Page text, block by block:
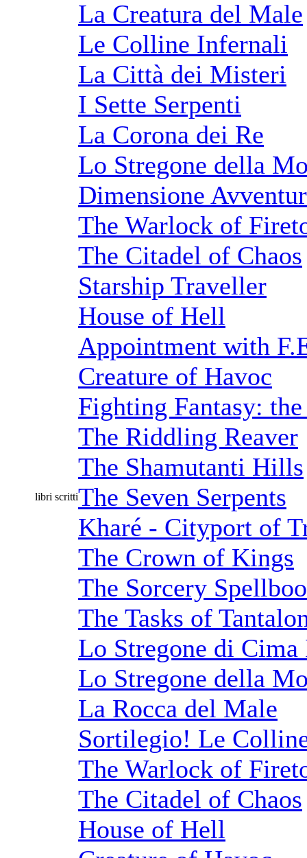
libri scritti
La Creatura del Male
Le Colline Infernali
La Città dei Misteri
I Sette Serpenti
La Corona dei Re
Lo Stregone della
Dimensione
The Warlock of
The Citadel of Chaos
Starship Traveller
House of Hell
Appointment with
Creature of Havoc
Fighting Fantasy:
The Riddling Reaver
The Shamutanti Hills
The Seven Serpents
Kharé - Cityport of
The Crown of Kings
The Sorcery
The Tasks of
Lo Stregone di Cima
Lo Stregone della
La Rocca del Male
Sortilegio! Le
The Warlock of
The Citadel of Chaos
House of Hell